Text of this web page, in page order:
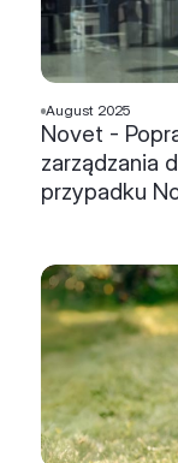
August 2025
Novet -
zarządzania
przypadku